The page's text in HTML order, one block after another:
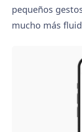
pequeños
mucho más